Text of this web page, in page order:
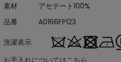
素材
アセテート100%
品番
A0166FP123
洗濯表示
お手入れについてはこちら